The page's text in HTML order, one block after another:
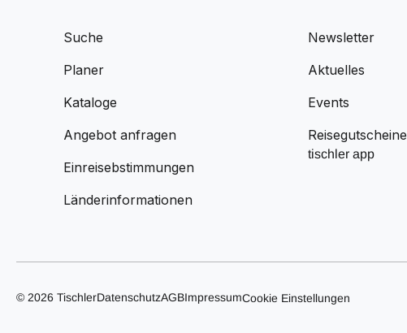
Suche
Planer
Kataloge
Angebot anfragen
Einreisebstimmungen
Länderinformationen
Newsletter
Aktuelles
Events
Reisegutscheine
tischler app
© 2026 TischlerDatenschutzAGBImpressumCookie Einstellungen